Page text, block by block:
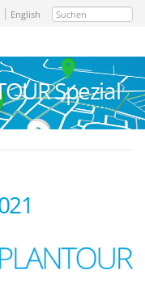
Suchen
English
Spezial